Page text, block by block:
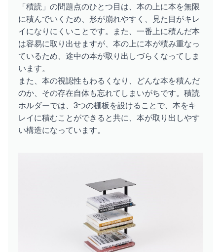
「積読」の問題点のひとつ目は、本の上に本を無限
に積んでいくため、形が崩れやすく、見た目がキレ
イになりにくいことです。また、一番上に積んだ本
は容易に取り出せますが、本の上に本が積み重なっ
ているため、途中の本が取り出しづらくなってしま
います。
また、本の視認性もわるくなり、どんな本を積んだ
のか、その存在自体も忘れてしまいがちです。積読
ホルダーでは、3つの棚板を設けることで、本をキ
レイに積むことができると共に、本が取り出しやす
い構造になっています。